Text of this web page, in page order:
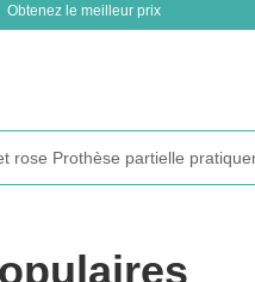
Obtenez le meilleur prix
pour les utilisateurs de